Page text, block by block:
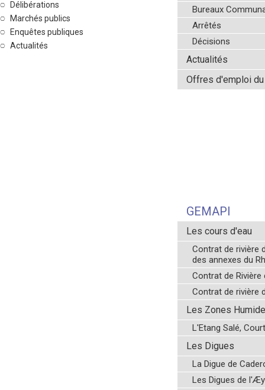
Délibérations
Marchés publics
Enquêtes publiques
Actualités
Bureaux
Arrêtés
Décisions
Actualités
Offres d'emploi
GEMAPI
Les cours d'eau
Contrat de rivière
des annexes du
Contrat de Rivière
Contrat de rivière
Les Zones
L'Etang Salé,
Les Digues
La Digue de
Les Digues de